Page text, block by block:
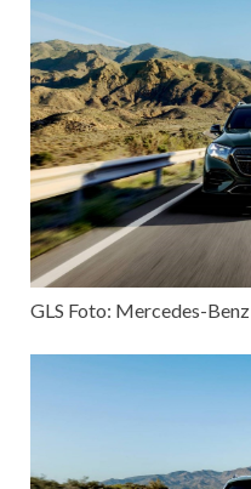
GLS Foto: Mercedes-Benz